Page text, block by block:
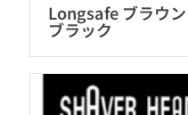
Longsafe ブラウ
ブラック